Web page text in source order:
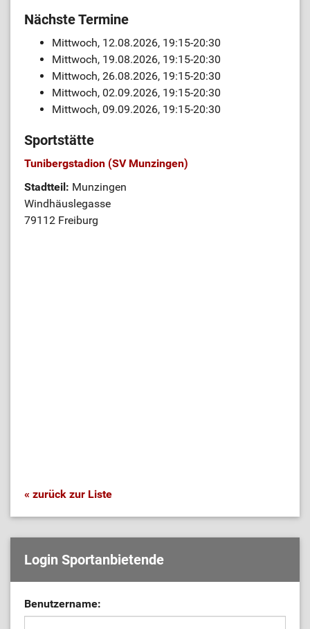
Nächste Termine
Mittwoch, 12.08.2026, 19:15-20:30
Mittwoch, 19.08.2026, 19:15-20:30
Mittwoch, 26.08.2026, 19:15-20:30
Mittwoch, 02.09.2026, 19:15-20:30
Mittwoch, 09.09.2026, 19:15-20:30
Sportstätte
Tunibergstadion (SV Munzingen)
Stadtteil: Munzingen
Windhäuslegasse
79112 Freiburg
« zurück zur Liste
Login Sportanbietende
Benutzername: